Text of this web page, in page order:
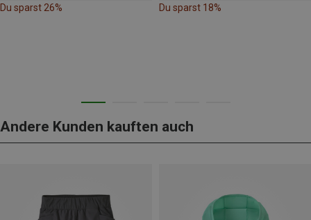
Du sparst 26% Du sparst 18%
Andere Kunden kauften auch